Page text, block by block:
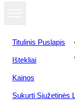
Titulinis Puslapis
Ištekliai
Kainos
Sukurti Siužetinės